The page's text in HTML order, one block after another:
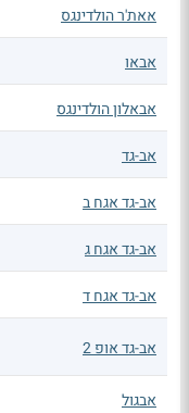
אאת'ר הולדינגס
אבאו
אבאלון הולדינגס
אב-גד
אב-גד אגח ב
אב-גד אגח ג
אב-גד אגח ד
אב-גד אופ 2
אבגול